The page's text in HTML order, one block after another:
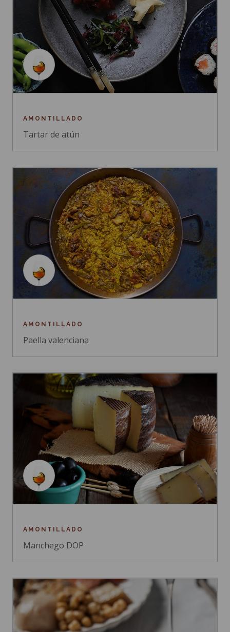
AMONTILLADO
Tartar de atún
AMONTILLADO
Paella valenciana
AMONTILLADO
Manchego DOP